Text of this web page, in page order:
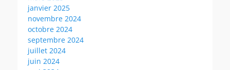
janvier 2025
novembre 2024
octobre 2024
septembre 2024
juillet 2024
juin 2024